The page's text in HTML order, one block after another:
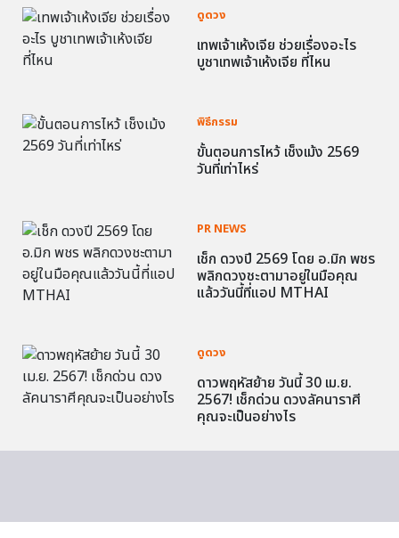
ดูดวง
เทพเจ้าเห้งเจีย ช่วยเรื่องอะไร
บูชาเทพเจ้าเห้งเจีย ที่ไหน
พิธีกรรม
ขั้นตอนการไหว้ เช็งเม้ง 2569
วันที่เท่าไหร่
PR NEWS
เช็ก ดวงปี 2569 โดย อ.มิก พชร
พลิกดวงชะตามาอยู่ในมือคุณ
แล้ววันนี้ที่แอป MTHAI
ดูดวง
ดาวพฤหัสย้าย วันนี้ 30 เม.ย.
2567! เช็กด่วน ดวงลัคนาราศี
คุณจะเป็นอย่างไร